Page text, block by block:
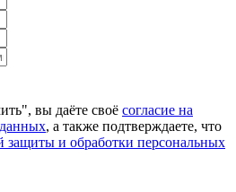
вы даёте своё согласие на
, а также подтверждаете, что
защиты и обработки персональных